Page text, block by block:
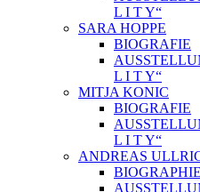
L I T Y“
SARA HOPPE
BIOGRAFIE
L I T Y“
MITJA KONIC
BIOGRAFIE
L I T Y“
ANDREAS
BIOGRAPHIE